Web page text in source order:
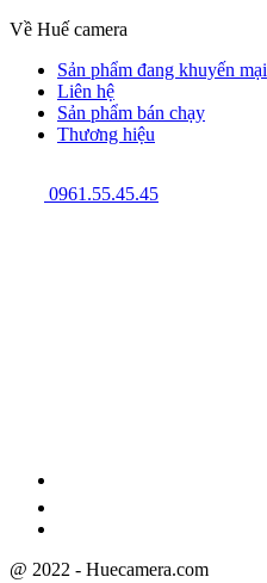
Về Huế camera
Sản phẩm đang khuyến mại
Liên hệ
Sản phẩm bán chạy
Thương hiệu
0961.55.45.45
@ 2022 - Huecamera.com